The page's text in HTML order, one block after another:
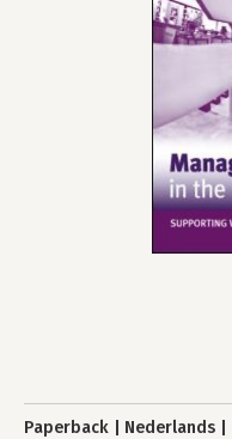
Paperback Nederlands